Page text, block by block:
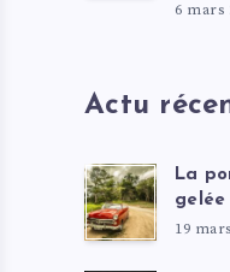
6 mars
Actu
La
gelée
19